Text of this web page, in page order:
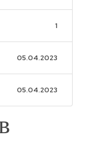
1
05.04.2023
05.04.2023